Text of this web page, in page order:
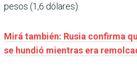
pesos (1,6 dólares).
Mirá también: Rusia confirma
se hundió mientras era